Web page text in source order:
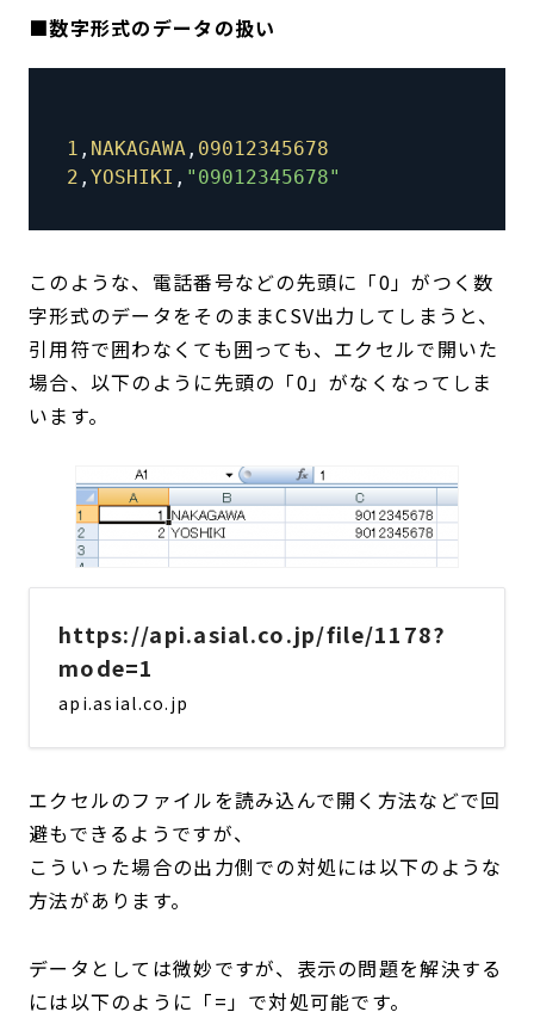
■数字形式のデータの扱い
1 , NAKAGAWA , 09012345678
2 , YOSHIKI , "09012345678"
このような、電話番号などの先頭に「0」がつく数
字形式のデータをそのままCSV出力してしまうと、
引用符で囲わなくても囲っても、エクセルで開いた
場合、以下のように先頭の「0」がなくなってしま
います。
https://api.asial.co.jp/file/1178?
mode=1
api.asial.co.jp
エクセルのファイルを読み込んで開く方法などで回
避もできるようですが、
こういった場合の出力側での対処には以下のような
方法があります。
データとしては微妙ですが、表示の問題を解決する
には以下のように「=」で対処可能です。